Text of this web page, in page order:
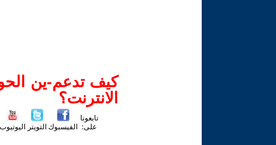
كيف تدعم-ين
الانترنت؟
تابعونا
على: الفيسبوك التويتر اليوتيوب